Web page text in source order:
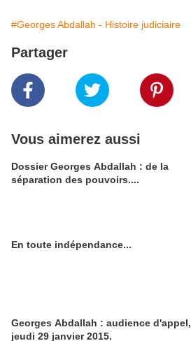
#Georges Abdallah - Histoire judiciaire
Partager
Vous aimerez aussi
Dossier Georges Abdallah : de la
séparation des pouvoirs....
En toute indépendance...
Georges Abdallah : audience d'appel,
jeudi 29 janvier 2015.